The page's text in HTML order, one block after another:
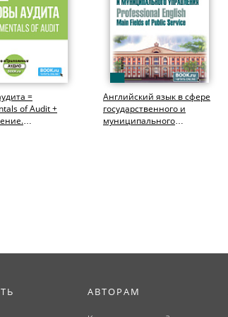
=
of Audit +
Английский язык в сфере
государственного и
муниципального
АВТОРАМ